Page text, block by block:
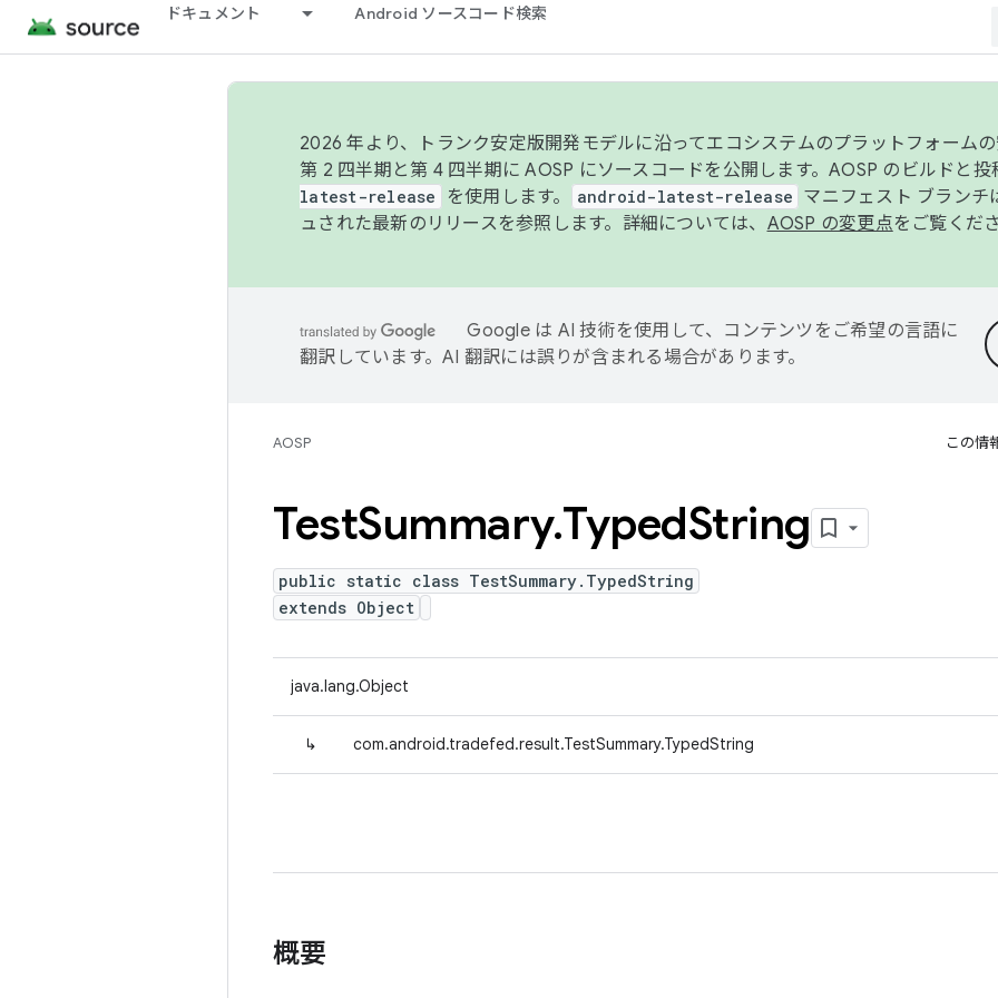
ドキュメント Android ソースコード検索
2026 年より、トランク安定版開発モデルに沿ってエコシステムのプラットフォームの
第 2 四半期と第 4 四半期に AOSP にソースコードを公開します。AOSP のビルドと投
latest-release
を使用します。 android-latest-release マニフェスト ブランチ
ュされた最新のリリースを参照します。詳細については、 AOSP の変更点をご覧くだ
Google は AI 技術を使用して、コンテンツをご希望の言語に
翻訳しています。AI 翻訳には誤りが含まれる場合があります。
AOSP この情
TestSummary.TypedString
public static class TestSummary.TypedString
extends Object
java.lang.Object
↳ com.android.tradefed.result.TestSummary.TypedString
概要